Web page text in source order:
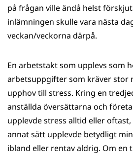
på frågan ville ändå helst
inlämningen skulle vara nästa
veckan/veckorna därpå.
En arbetstakt som upplevs som
arbetsuppgifter som kräver stor
upphov till stress. Kring en
anställda översättarna och
upplevde stress alltid eller
annat sätt upplevde betydligt
ibland eller rentav aldrig. Om en